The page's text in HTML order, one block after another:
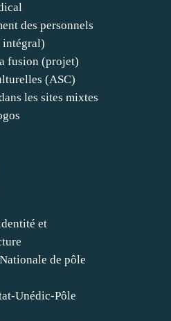
des personnels
intégral)
fusion (projet)
(ASC)
les sites mixtes
et
de pôle
Unédic-Pôle